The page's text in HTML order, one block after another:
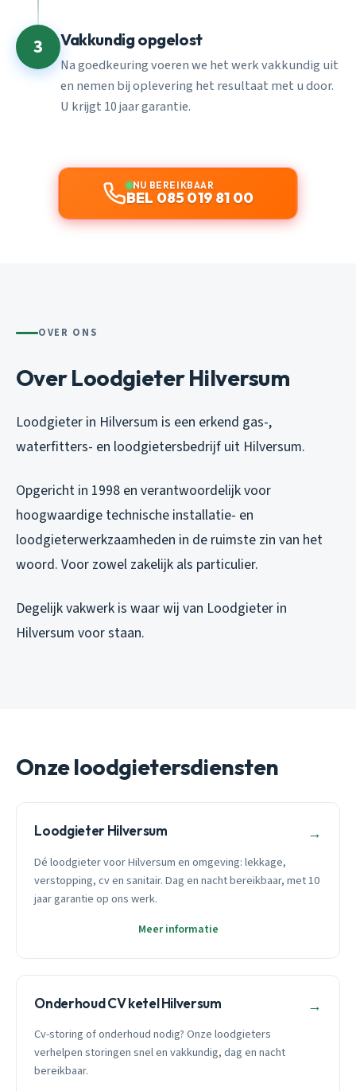
3 Vakkundig opgelost
Na goedkeuring voeren we het werk vakkundig uit
en nemen bij oplevering het resultaat met u door.
U krijgt 10 jaar garantie.
NU BEREIKBAAR
BEL 085 019 81 00
OVER ONS
Over Loodgieter Hilversum
Loodgieter in Hilversum is een erkend gas-,
waterfitters- en loodgietersbedrijf uit Hilversum.
Opgericht in 1998 en verantwoordelijk voor
hoogwaardige technische installatie- en
loodgieterwerkzaamheden in de ruimste zin van het
woord. Voor zowel zakelijk als particulier.
Degelijk vakwerk is waar wij van Loodgieter in
Hilversum voor staan.
Onze loodgietersdiensten
Loodgieter Hilversum →
Dé loodgieter voor Hilversum en omgeving: lekkage,
verstopping, cv en sanitair. Dag en nacht bereikbaar, met 10
jaar garantie op ons werk.
Meer informatie
Onderhoud CV ketel Hilversum →
Cv-storing of onderhoud nodig? Onze loodgieters
verhelpen storingen snel en vakkundig, dag en nacht
bereikbaar.